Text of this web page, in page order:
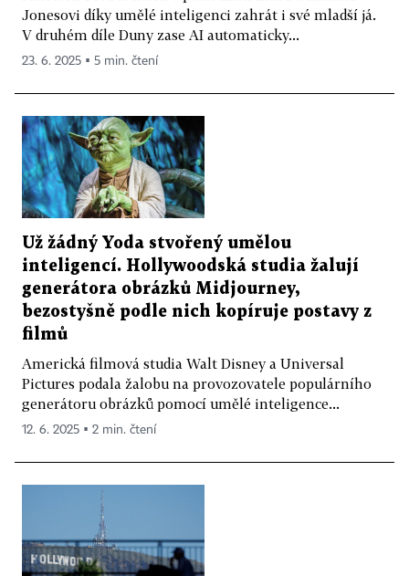
Jonesovi díky umělé inteligenci zahrát i své mladší já.
V druhém díle Duny zase AI automaticky...
23. 6. 2025 ▪ 5 min. čtení
Už žádný Yoda stvořený umělou
inteligencí. Hollywoodská studia žalují
generátora obrázků Midjourney,
bezostyšně podle nich kopíruje postavy z
filmů
Americká filmová studia Walt Disney a Universal
Pictures podala žalobu na provozovatele populárního
generátoru obrázků pomocí umělé inteligence...
12. 6. 2025 ▪ 2 min. čtení